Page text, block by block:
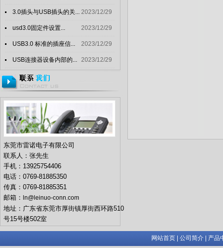
2023/12/29
3.0插头与USB插头的关...
2023/12/29
usd3.0固定件设置...
2023/12/29
USB3.0 标准的插座信...
2023/12/29
USB连接器设备内部的...
东莞市雷诺电子有限公司
联系人：张先生
手机：13925754406
电话：0769-81885350
传真：0769-81885351
邮箱： ln@leinuo-conn.com
地址：广东省东莞市厚街镇厚街西环路510
号15号楼502室
网站首页| 公司简介| 产品